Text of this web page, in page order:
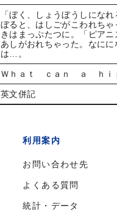
「ぼく、しょうぼうしにな
ぼると、はしごがこわれち
きはまっぷたつに。「ピア
あしがおれちゃった。なに
は…。
Ｗｈａｔ ｃａｎ ａ ｈｉ
英文併記
利用案内
お問い合わせ先
よくある質問
統計・データ